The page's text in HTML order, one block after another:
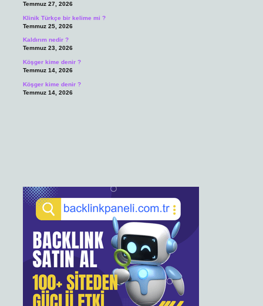
Temmuz 27, 2026
Klinik Türkçe bir kelime mi ?
Temmuz 25, 2026
Kaldırım nedir ?
Temmuz 23, 2026
Köşger kime denir ?
Temmuz 14, 2026
Köşger kime denir ?
Temmuz 14, 2026